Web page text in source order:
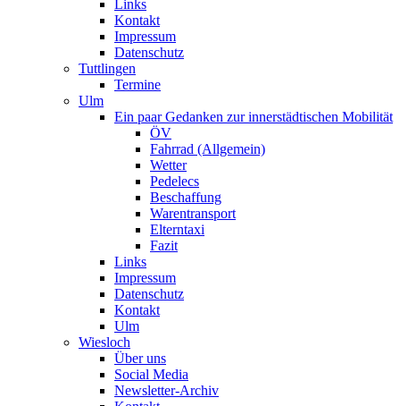
Links
Kontakt
Impressum
Datenschutz
Tuttlingen
Termine
Ulm
Ein paar Gedanken zur innerstädtischen Mobilität
ÖV
Fahrrad (Allgemein)
Wetter
Pedelecs
Beschaffung
Warentransport
Elterntaxi
Fazit
Links
Impressum
Datenschutz
Kontakt
Ulm
Wiesloch
Über uns
Social Media
Newsletter-Archiv